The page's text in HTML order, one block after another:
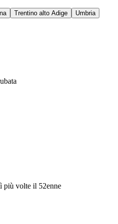
Trentino alto Adige
Umbria
più volte il 52enne